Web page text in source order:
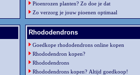
Pioenrozen planten? Zo doe je dat
Zo verzorg je jouw pioenen optimaal
Rhododendrons
Goedkope rhododendrons online kopen
Rhododendron kopen?
Rhododendrons
Rhododendrons kopen? Altijd goedkoop!